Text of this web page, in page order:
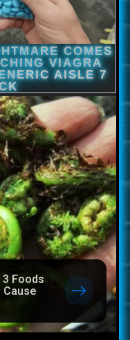
Foods
Cause